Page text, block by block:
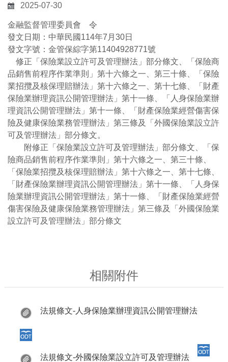
2025-07-30
金融監督管理委員會 令
發文日期：中華民國114年7月30日
發文字號：金管保綜字第11404928771號
修正「保險業設立許可及管理辦法」部分條文、「保險商
品銷售前程序作業準則」第十六條之一、第三十條、「保險
業招攬及核保理賠辦法」第十六條之一、第十七條、「財產
保險業辦理資訊公開管理辦法」第十一條、「人身保險業辦
理資訊公開管理辦法」第十一條、「財產保險業經營傷害保
險及健康保險業務管理辦法」第三條及「外國保險業設立許
可及管理辦法」部分條文。
附修正「保險業設立許可及管理辦法」部分條文、「保
險商品銷售前程序作業準則」第十六條之一、第三十條、
「保險業招攬及核保理賠辦法」第十六條之一、第十七條、
「財產保險業辦理資訊公開管理辦法」第十一條、「人身保
險業辦理資訊公開管理辦法」第十一條、「財產保險業經營
傷害保險及健康保險業務管理辦法」第三條及「外國保險業
設立許可及管理辦法」部分條文
相關附件
法規條文-人身保險業辦理資訊公開管理辦法
法規條文-外國保險業設立許可及管理辦法